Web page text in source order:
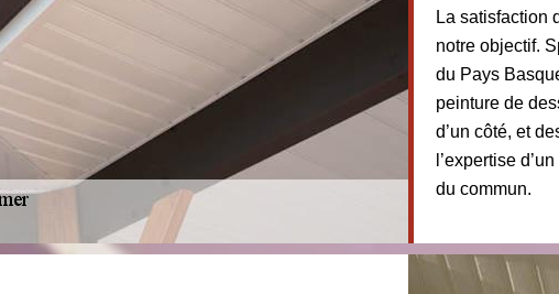
La satisfaction
notre objectif.
du Pays
peinture de
d’un côté, et
l’expertise
du commun.